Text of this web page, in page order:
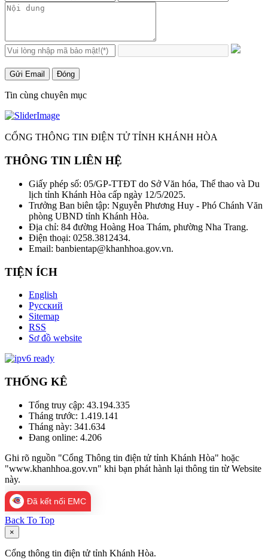
Gửi Email Đóng
Tin cùng chuyên mục
CỔNG THÔNG TIN ĐIỆN TỬ TỈNH KHÁNH HÒA
THÔNG TIN LIÊN HỆ
Giấy phép số: 05/GP-TTĐT do Sở Văn hóa, Thể thao và Du
lịch tỉnh Khánh Hòa cấp ngày 12/5/2025.
Trưởng Ban biên tập: Nguyễn Phương Huy - Phó Chánh Văn
phòng UBND tỉnh Khánh Hòa.
Địa chỉ: 84 đường Hoàng Hoa Thám, phường Nha Trang.
Điện thoại: 0258.3812434.
Email: banbientap@khanhhoa.gov.vn.
TIỆN ÍCH
English
Русский
Sitemap
RSS
Sơ đồ website
THỐNG KÊ
Tổng truy cập: 43.194.335
Tháng trước: 1.419.141
Tháng này: 341.634
Đang online: 4.206
Ghi rõ nguồn "Cổng Thông tin điện tử tỉnh Khánh Hòa" hoặc
"www.khanhhoa.gov.vn" khi bạn phát hành lại thông tin từ Website
này.
Đã kết nối EMC
Back To Top
×
Cổng thông tin điện tử tỉnh Khánh Hòa.